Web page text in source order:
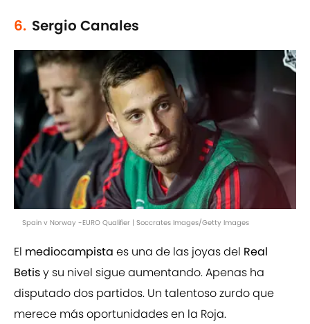
6. Sergio Canales
Spain v Norway -EURO Qualifier | Soccrates Images/Getty Images
El mediocampista es una de las joyas del Real
Betisy su nivel sigue aumentando. Apenas ha
disputado dos partidos. Un talentoso zurdo que
merece más oportunidades en la Roja.